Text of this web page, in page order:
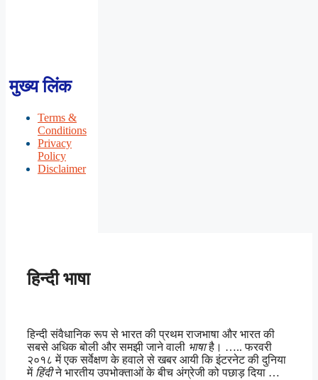
मुख्य लिंक
Terms &
Conditions
Privacy
Policy
Disclaimer
हिन्दी भाषा
हिन्दी संवैधानिक रूप से भारत की प्रथम राजभाषा और भारत की
सबसे अधिक बोली और समझी जाने वाली भाषाहै। ….. फरवरी
२०१८ में एक सर्वेक्षण के हवाले से खबर आयी कि इंटरनेट की दुनिया
में हिंदीने भारतीय उपभोक्ताओं के बीच अंग्रेजी को पछाड़ दिया …